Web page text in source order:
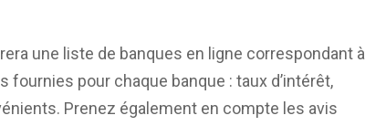
une liste de banques en ligne correspondant à
pour chaque banque : taux d’intérêt,
Prenez également en compte les avis